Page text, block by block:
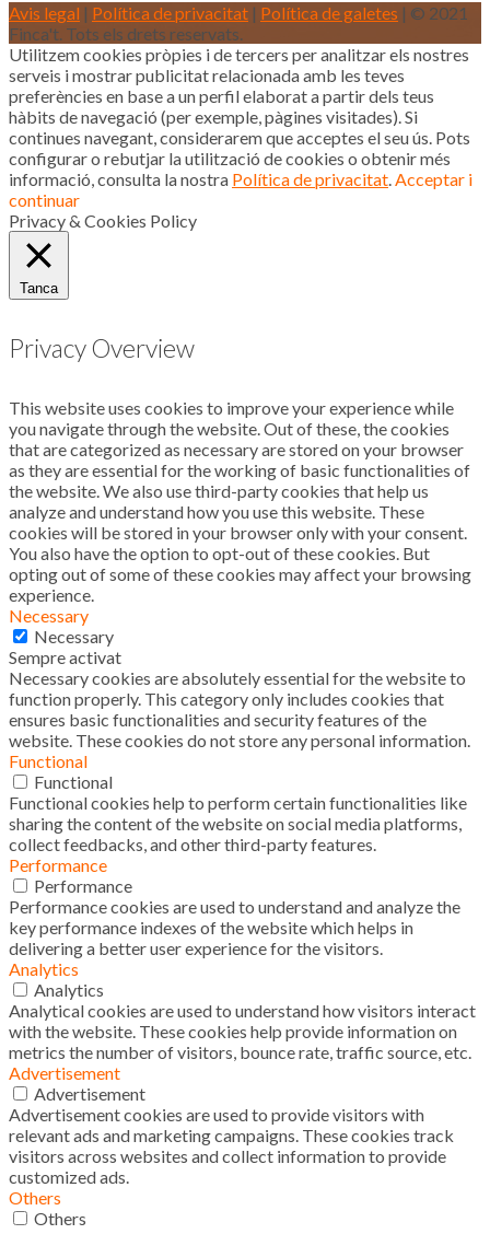
Avis legal | Política de privacitat | Política de galetes | © 2021
Finca't. Tots els drets reservats.
Utilitzem cookies pròpies i de tercers per analitzar els nostres
serveis i mostrar publicitat relacionada amb les teves
preferències en base a un perfil elaborat a partir dels teus
hàbits de navegació (per exemple, pàgines visitades). Si
continues navegant, considerarem que acceptes el seu ús. Pots
configurar o rebutjar la utilització de cookies o obtenir més
informació, consulta la nostra Política de privacitat Acceptar i
continuar
Privacy & Cookies Policy
Tanca
Privacy Overview
This website uses cookies to improve your experience while
you navigate through the website. Out of these, the cookies
that are categorized as necessary are stored on your browser
as they are essential for the working of basic functionalities of
the website. We also use third-party cookies that help us
analyze and understand how you use this website. These
cookies will be stored in your browser only with your consent.
You also have the option to opt-out of these cookies. But
opting out of some of these cookies may affect your browsing
experience.
Necessary
Necessary
Sempre activat
Necessary cookies are absolutely essential for the website to
function properly. This category only includes cookies that
ensures basic functionalities and security features of the
website. These cookies do not store any personal information.
Functional
Functional
Functional cookies help to perform certain functionalities like
sharing the content of the website on social media platforms,
collect feedbacks, and other third-party features.
Performance
Performance
Performance cookies are used to understand and analyze the
key performance indexes of the website which helps in
delivering a better user experience for the visitors.
Analytics
Analytics
Analytical cookies are used to understand how visitors interact
with the website. These cookies help provide information on
metrics the number of visitors, bounce rate, traffic source, etc.
Advertisement
Advertisement
Advertisement cookies are used to provide visitors with
relevant ads and marketing campaigns. These cookies track
visitors across websites and collect information to provide
customized ads.
Others
Others